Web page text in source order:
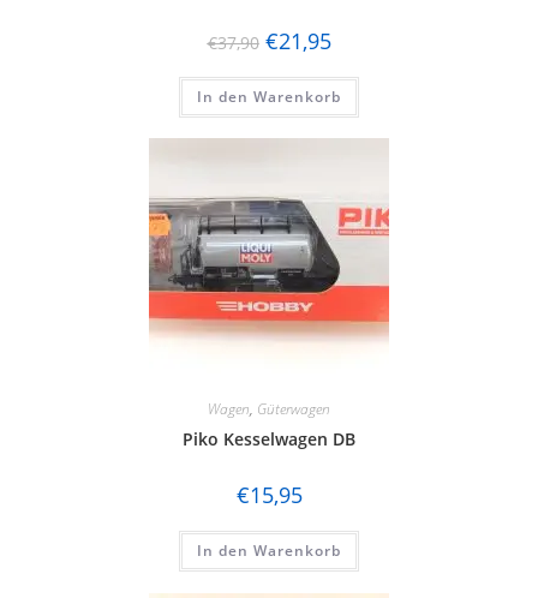
€37,90 €21,95
In den Warenkorb
Wagen, Güterwagen
Piko Kesselwagen DB
€15,95
In den Warenkorb